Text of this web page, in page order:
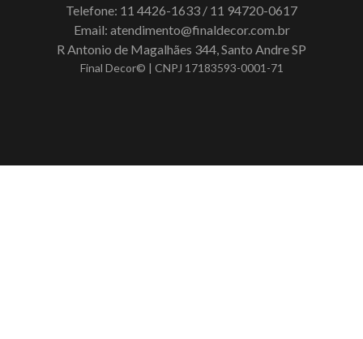
Telefone: 11 4426-1633 / 11 94720-0617
Email: atendimento@finaldecor.com.br
R Antonio de Magalhães 344, Santo Andre SP
Final Decor© | CNPJ 17183593-0001-71